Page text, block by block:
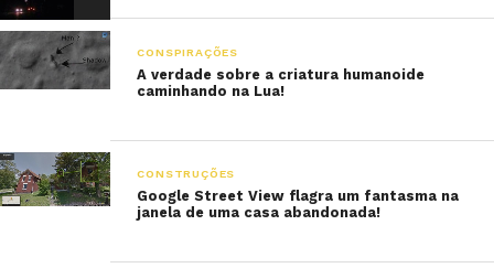
CONSPIRAÇÕES
A verdade sobre a criatura humanoide
caminhando na Lua!
CONSTRUÇÕES
Google Street View flagra um fantasma na
janela de uma casa abandonada!